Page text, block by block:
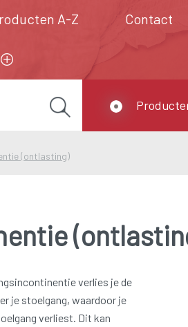
A-Z Contact
(ontlasting)
verlies je de
je stoelgang, waardoor je
verliest. Dit kan